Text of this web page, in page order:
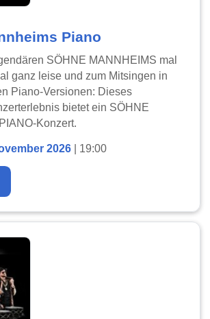
Piano
SÖHNE MANNHEIMS mal
ganz leise und zum Mitsingen in
Piano-Versionen: Dieses
bietet ein SÖHNE
Konzert.
2026 | 19:00